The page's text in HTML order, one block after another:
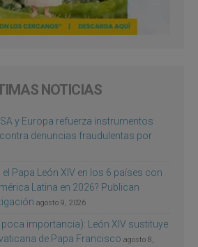
NOTICIAS
y Europa refuerza instrumentos
denuncias fraudulentas por
Papa León XIV en los 6 países con
Latina en 2026? Publican
agosto 9, 2026
importancia): León XIV sustituye
de Papa Francisco agosto 8,